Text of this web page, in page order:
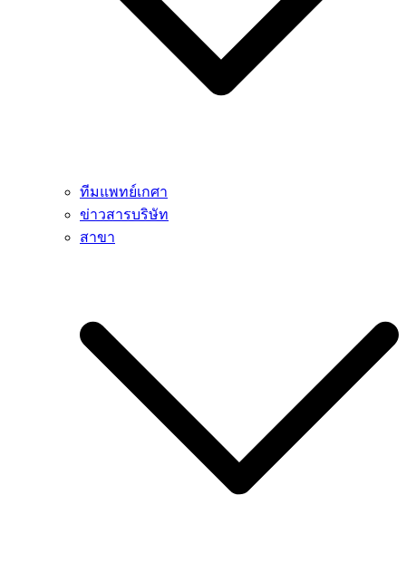
ทีมแพทย์เกศา
ข่าวสารบริษัท
สาขา